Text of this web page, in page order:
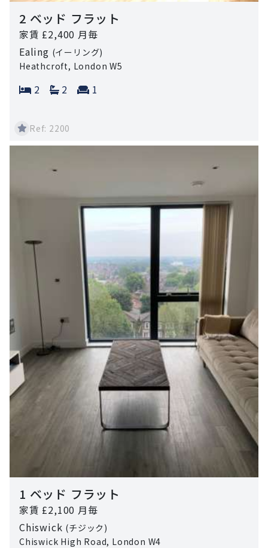
2 ベッド フラット
家賃 £2,400 月毎
Ealing (イーリング)
Heathcroft, London W5
Bedrooms:
2 Bathrooms:
2 Reception rooms:
1
Ref: 2200
1 ベッド フラット
家賃 £2,100 月毎
Chiswick (チジック)
Chiswick High Road, London W4